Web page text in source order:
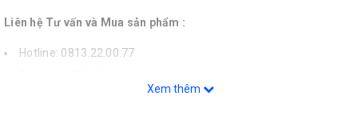
Liên hệ Tư vấn và Mua sản phẩm :
Hotline: 0813.22.00.77
Xem thêm